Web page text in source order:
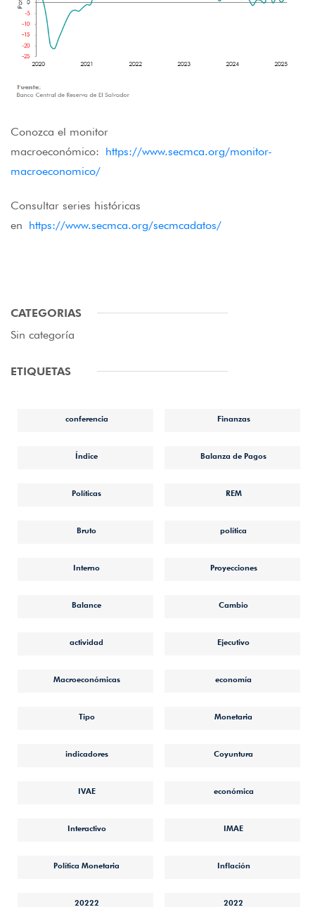
Conozca el monitor
macroeconómico: https://www.secmca.org/monitor-
macroeconomico/
Consultar series históricas
en https://www.secmca.org/secmcadatos/
CATEGORIAS
Sin categoría
ETIQUETAS
conferencia Finanzas
Índice Balanza de Pagos
Políticas REM
Bruto política
Interno Proyecciones
Balance Cambio
actividad Ejecutivo
Macroeconómicas economía
Tipo Monetaria
indicadores Coyuntura
IVAE económica
Interactivo IMAE
Política Monetaria Inflación
20222 2022